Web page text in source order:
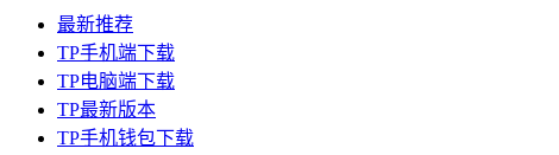
最新推荐
TP手机端下载
TP电脑端下载
TP最新版本
TP手机钱包下载